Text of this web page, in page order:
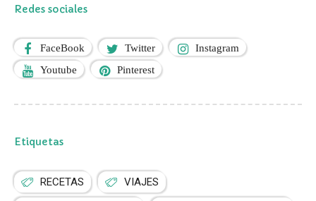
Redes sociales
FaceBook Twitter Instagram
Youtube Pinterest
Etiquetas
RECETAS VIAJES